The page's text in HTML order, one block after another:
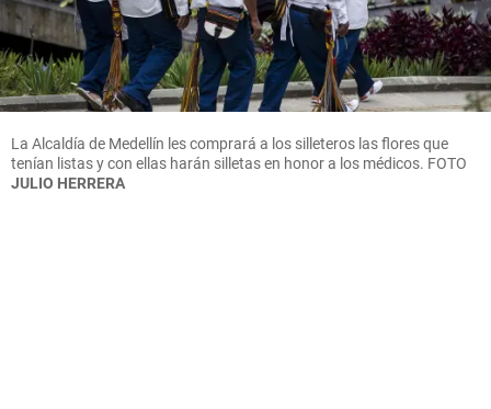
La Alcaldía de Medellín les comprará a los silleteros las flores que
tenían listas y con ellas harán silletas en honor a los médicos. FOTO
JULIO HERRERA